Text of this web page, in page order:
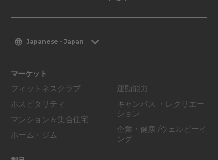
Japanese - Japan
マーケット
フィットネスクラブ
ホスピタリティ
マンション＆集合住宅
ホーム・ジム
運動能力
キャンパス ・レクリエー
ション
企業・健康 /ウェルビーイ
ング